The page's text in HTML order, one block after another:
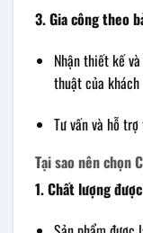
3. Gia công theo
Nhận thiết kế
thuật của khách
Tư vấn và hỗ
Tại sao nên chọn
1. Chất lượng